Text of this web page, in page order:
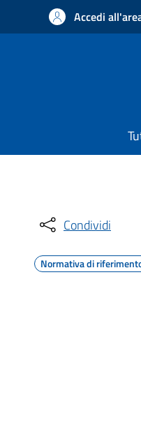
Accedi
Condividi
Normativa di